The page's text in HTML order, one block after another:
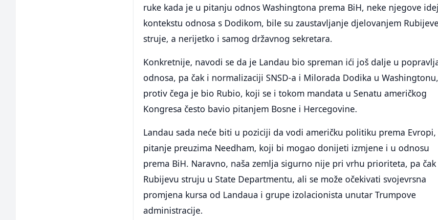
ruke kada je u pitanju odnos Washingtona prema BiH, neke njegove
kontekstu odnosa s Dodikom, bile su zaustavljanje djelovanjem Rubijeve
struje, a nerijetko i samog državnog sekretara.
Konkretnije, navodi se da je Landau bio spreman ići još dalje u
odnosa, pa čak i normalizaciji SNSD-a i Milorada Dodika u Washingtonu,
protiv čega je bio Rubio, koji se i tokom mandata u Senatu američkog
Kongresa često bavio pitanjem Bosne i Hercegovine.
Landau sada neće biti u poziciji da vodi američku politiku prema Evropi,
pitanje preuzima Needham, koji bi mogao donijeti izmjene i u odnosu
prema BiH. Naravno, naša zemlja sigurno nije pri vrhu prioriteta, pa čak
Rubijevu struju u State Departmentu, ali se može očekivati svojevrsna
promjena kursa od Landaua i grupe izolacionista unutar Trumpove
administracije.